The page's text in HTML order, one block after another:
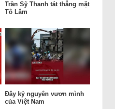
Trần Sỹ Thanh tát thẳng mặt
Tô Lâm
Đây kỷ nguyên vươn mình
của Việt Nam